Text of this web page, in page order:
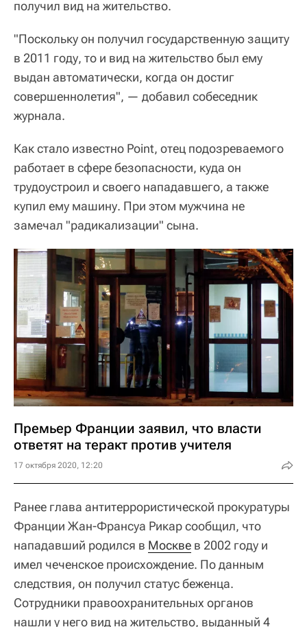
получил вид на жительство.
"Поскольку он получил государственную защиту
в 2011 году, то и вид на жительство был ему
выдан автоматически, когда он достиг
совершеннолетия", — добавил собеседник
журнала.
Как стало известно Point, отец подозреваемого
работает в сфере безопасности, куда он
трудоустроил и своего нападавшего, а также
купил ему машину. При этом мужчина не
замечал "радикализации" сына.
Премьер Франции заявил, что власти
ответят на теракт против учителя
17 октября 2020, 12:20
Ранее глава антитеррористической прокуратуры
Франции Жан-Франсуа Рикар сообщил, что
нападавший родился в Москве в 2002 году и
имел чеченское происхождение. По данным
следствия, он получил статус беженца.
Сотрудники правоохранительных органов
нашли у него вид на жительство, выданный 4